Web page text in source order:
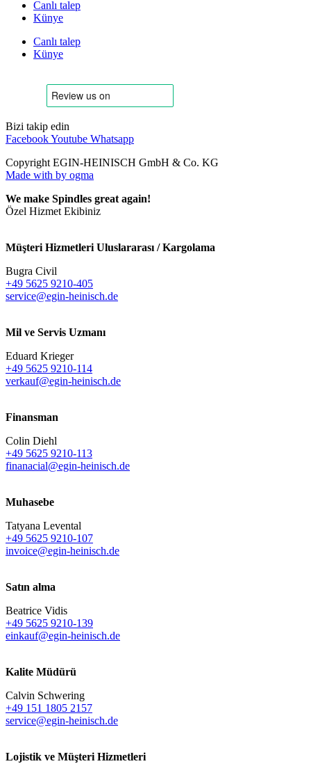
Canlı talep
Künye
Canlı talep
Künye
Bizi takip edin
FacebookYoutube Whatsapp
Copyright EGIN-HEINISCH GmbH & Co. KG
Made with by ogma
We make Spindles great again!
Özel Hizmet Ekibiniz
Müşteri Hizmetleri Uluslararası / Kargolama
Bugra Civil
+49 5625 9210-405
service@egin-heinisch.de
Mil ve Servis Uzmanı
Eduard Krieger
+49 5625 9210-114
verkauf@egin-heinisch.de
Finansman
Colin Diehl
+49 5625 9210-113
finanacial@egin-heinisch.de
Muhasebe
Tatyana Levental
+49 5625 9210-107
invoice@egin-heinisch.de
Satın alma
Beatrice Vidis
+49 5625 9210-139
einkauf@egin-heinisch.de
Kalite Müdürü
Calvin Schwering
+49 151 1805 2157
service@egin-heinisch.de
Lojistik ve Müşteri Hizmetleri